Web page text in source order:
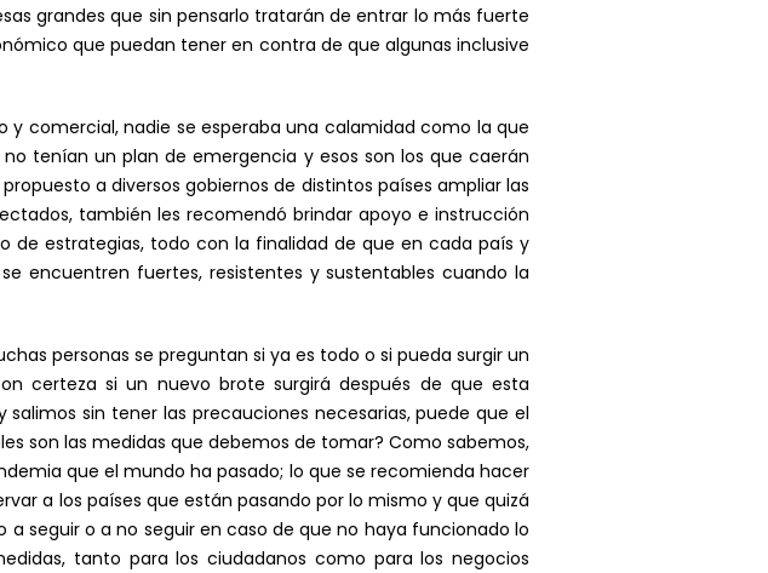
grandes que sin pensarlo tratarán de entrar lo más fuerte
que puedan tener en contra de que algunas inclusive
comercial, nadie se esperaba una calamidad como la que
tenían un plan de emergencia y esos son los que caerán
a diversos gobiernos de distintos países ampliar las
también les recomendó brindar apoyo e instrucción
estrategias, todo con la finalidad de que en cada país y
encuentren fuertes, resistentes y sustentables cuando la
personas se preguntan si ya es todo o si pueda surgir un
certeza si un nuevo brote surgirá después de que esta
sin tener las precauciones necesarias, puede que el
son las medidas que debemos de tomar? Como sabemos,
que el mundo ha pasado; lo que se recomienda hacer
a los países que están pasando por lo mismo y que quizá
seguir o a no seguir en caso de que no haya funcionado lo
tanto para los ciudadanos como para los negocios